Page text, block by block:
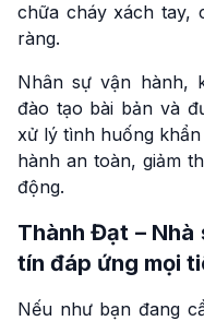
chữa cháy xách tay,
ràng.
Nhân sự vận hành,
đào tạo bài bản và
xử lý tình huống
hành an toàn, giảm
động.
Thành Đạt –
tín đáp ứng mọi
Nếu như bạn đang